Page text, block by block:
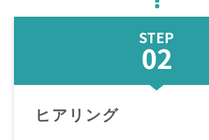
STEP
02
ヒアリング